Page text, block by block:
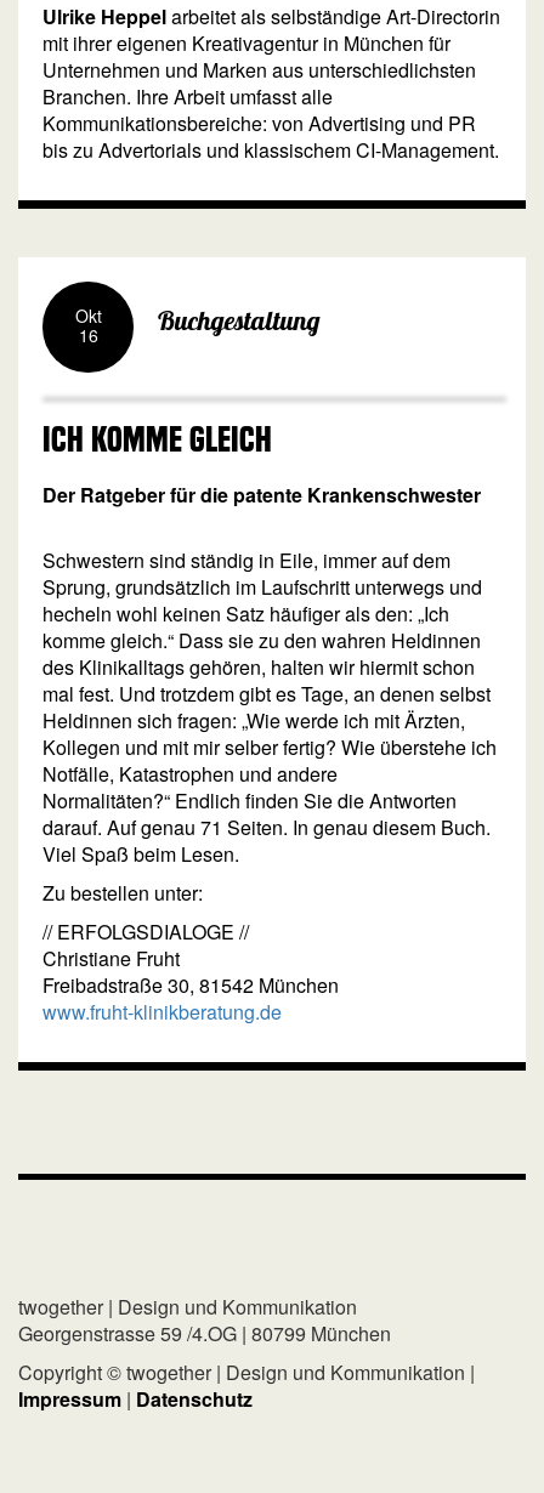
Ulrike Heppelarbeitet als selbständige Art-Directorin
mit ihrer eigenen Kreativagentur in München für
Unternehmen und Marken aus unterschiedlichsten
Branchen. Ihre Arbeit umfasst alle
Kommunikationsbereiche: von Advertising und PR
bis zu Advertorials und klassischem CI-Management.
Okt
16
Buchgestaltung
ICH KOMME GLEICH
Der Ratgeber für die patente Krankenschwester
Schwestern sind ständig in Eile, immer auf dem
Sprung, grundsätzlich im Laufschritt unterwegs und
hecheln wohl keinen Satz häufiger als den: „Ich
komme gleich.“ Dass sie zu den wahren Heldinnen
des Klinikalltags gehören, halten wir hiermit schon
mal fest. Und trotzdem gibt es Tage, an denen selbst
Heldinnen sich fragen: „Wie werde ich mit Ärzten,
Kollegen und mit mir selber fertig? Wie überstehe ich
Notfälle, Katastrophen und andere
Normalitäten?“ Endlich finden Sie die Antworten
darauf. Auf genau 71 Seiten. In genau diesem Buch.
Viel Spaß beim Lesen.
Zu bestellen unter:
// ERFOLGSDIALOGE //
Christiane Fruht
Freibadstraße 30, 81542 München
www.fruht-klinikberatung.de
twogether | Design und Kommunikation
Georgenstrasse 59 /4.OG | 80799 München
Copyright © twogether | Design und Kommunikation |
Impressum | Datenschutz